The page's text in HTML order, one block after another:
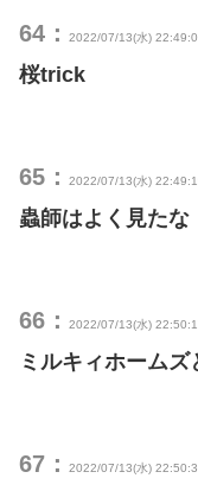
64： 2022/07/13(水)
桜trick
65： 2022/07/13(水)
蟲師はよく見たな
66： 2022/07/13(水)
ミルキィホームズ
67： 2022/07/13(水)